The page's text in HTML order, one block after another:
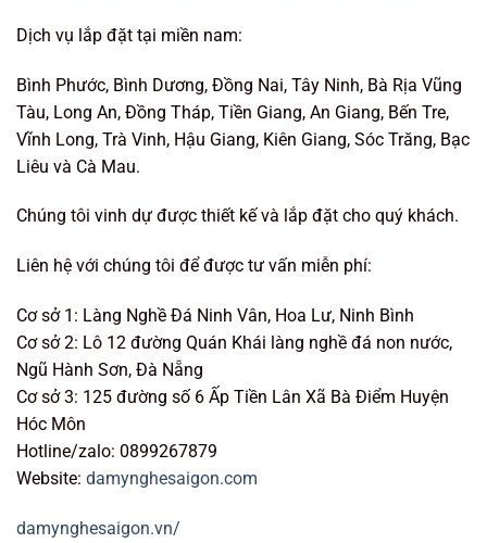
Dịch vụ lắp đặt tại miền nam:
Bình Phước, Bình Dương, Đồng Nai, Tây Ninh, Bà Rịa Vũng
Tàu, Long An, Đồng Tháp, Tiền Giang, An Giang, Bến Tre,
Vĩnh Long, Trà Vinh, Hậu Giang, Kiên Giang, Sóc Trăng, Bạc
Liêu và Cà Mau.
Chúng tôi vinh dự được thiết kế và lắp đặt cho quý khách.
Liên hệ với chúng tôi để được tư vấn miễn phí:
Cơ sở 1: Làng Nghề Đá Ninh Vân, Hoa Lư, Ninh Bình
Cơ sở 2: Lô 12 đường Quán Khái làng nghề đá non nước,
Ngũ Hành Sơn, Đà Nẵng
Cơ sở 3: 125 đường số 6 Ấp Tiền Lân Xã Bà Điểm Huyện
Hóc Môn
Hotline/zalo: 0899267879
Website: damynghesaigon.com
damynghesaigon.vn/